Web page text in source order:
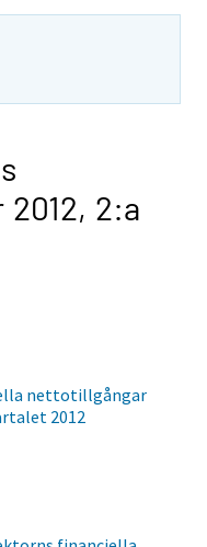
2:a
nettotillgångar
2012